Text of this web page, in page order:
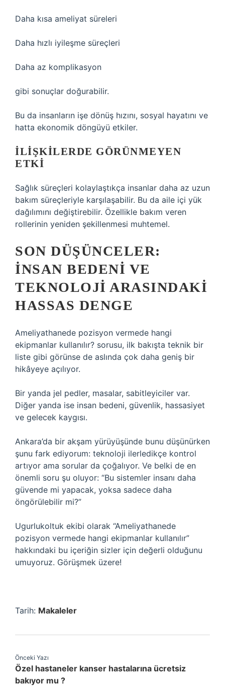
Daha kısa ameliyat süreleri
Daha hızlı iyileşme süreçleri
Daha az komplikasyon
gibi sonuçlar doğurabilir.
Bu da insanların işe dönüş hızını, sosyal hayatını ve
hatta ekonomik döngüyü etkiler.
İLIŞKILERDE GÖRÜNMEYEN
ETKI
Sağlık süreçleri kolaylaştıkça insanlar daha az uzun
bakım süreçleriyle karşılaşabilir. Bu da aile içi yük
dağılımını değiştirebilir. Özellikle bakım veren
rollerinin yeniden şekillenmesi muhtemel.
SON DÜŞÜNCELER:
INSAN BEDENI VE
TEKNOLOJI ARASINDAKI
HASSAS DENGE
Ameliyathanede pozisyon vermede hangi
ekipmanlar kullanılır? sorusu, ilk bakışta teknik bir
liste gibi görünse de aslında çok daha geniş bir
hikâyeye açılıyor.
Bir yanda jel pedler, masalar, sabitleyiciler var.
Diğer yanda ise insan bedeni, güvenlik, hassasiyet
ve gelecek kaygısı.
Ankara’da bir akşam yürüyüşünde bunu düşünürken
şunu fark ediyorum: teknoloji ilerledikçe kontrol
artıyor ama sorular da çoğalıyor. Ve belki de en
önemli soru şu oluyor: “Bu sistemler insanı daha
güvende mi yapacak, yoksa sadece daha
öngörülebilir mi?”
Ugurlukoltuk ekibi olarak “Ameliyathanede
pozisyon vermede hangi ekipmanlar kullanılır”
hakkındaki bu içeriğin sizler için değerli olduğunu
umuyoruz. Görüşmek üzere!
Tarih: Makaleler
Önceki Yazı
Özel hastaneler kanser hastalarına ücretsiz
bakıyor mu ?